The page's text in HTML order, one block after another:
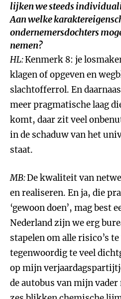
lijken we steeds
Aan welke
ondernemersdochters
nemen?
HL:Kenmerk 8: je
klagen of opgeven en
slachtofferrol. En
meer pragmatische laag
komt, daar zit veel
in de schaduw van het
staat.
MB:De kwaliteit van
en realiseren. En ja, die
‘gewoon doen’, mag best
Nederland zijn we erg
stapelen om alle risico’s
tegenwoordig te veel
op mijn
de autobus van mijn